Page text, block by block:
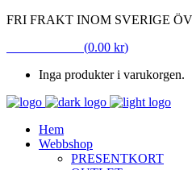
FRI FRAKT INOM SVERIGE
(0.00 kr)
Inga produkter i varukorgen.
Hem
Webbshop
PRESENTKORT